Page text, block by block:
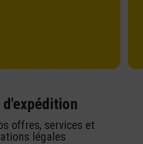
d'expédition
offres, services et
légales